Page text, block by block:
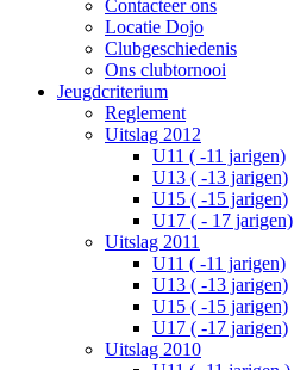
Contacteer ons
Locatie Dojo
Clubgeschiedenis
Ons clubtornooi
Jeugdcriterium
Reglement
Uitslag 2012
U11 ( -11 jarigen)
U13 ( -13 jarigen)
U15 ( -15 jarigen)
U17 ( - 17 jarigen)
Uitslag 2011
U11 ( -11 jarigen)
U13 ( -13 jarigen)
U15 ( -15 jarigen)
U17 ( -17 jarigen)
Uitslag 2010